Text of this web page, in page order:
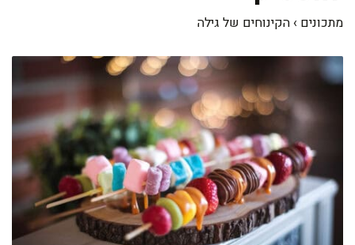
מתכונים › הקינוחים של גילה